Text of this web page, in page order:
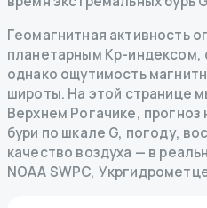
Геомагнитная активность
планетарным Kp-
однако ощутимость
широты. На этой странице
Верхнем Рогачике, прогноз
бури по шкале G, погоду,
качество воздуха — в
NOAA SWPC,